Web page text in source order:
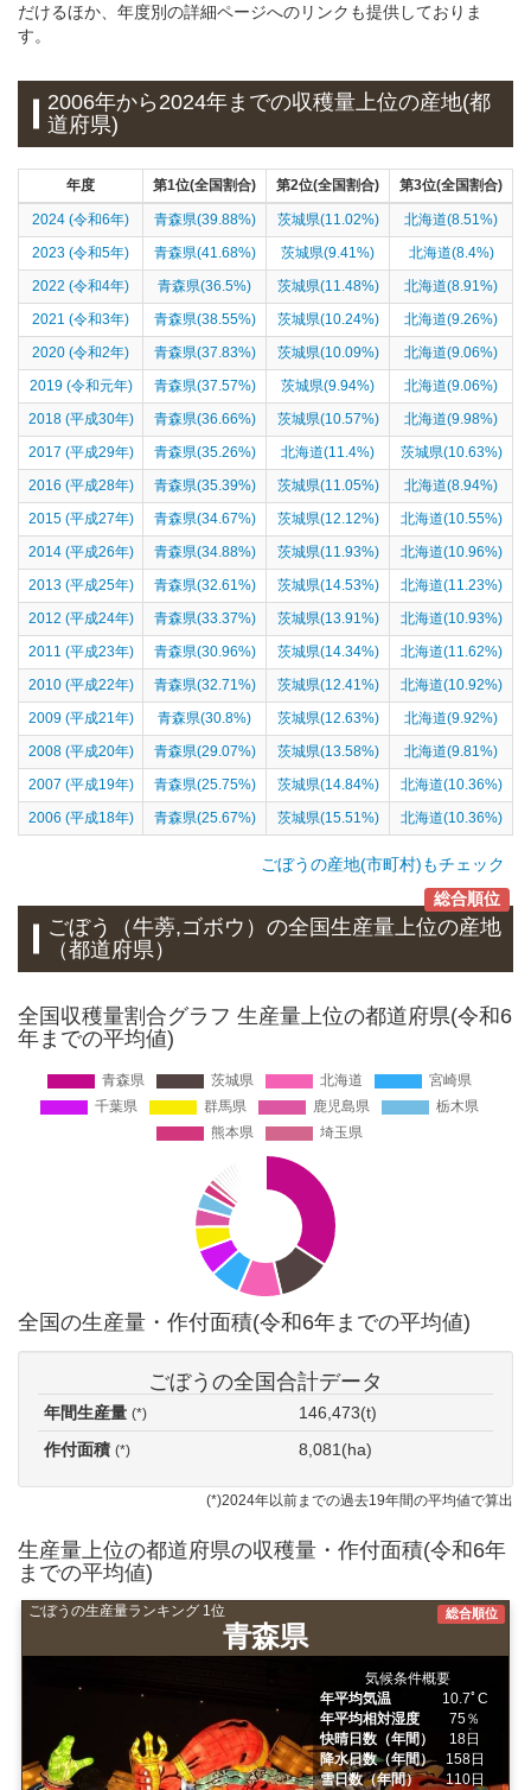
だけるほか、年度別の詳細ページへのリンクも提供しておりま
す。
2006年から2024年までの収穫量上位の産地(都
道府県)
年度 第1位(全国割合) 第2位(全国割合) 第3位(全国割合)
2024 (令和6年) 青森県(39.88%) 茨城県(11.02%)
北海道(8.51%)
2023 (令和5年)
青森県(41.68%) 茨城県(9.41%)
北海道(8.4%)
2022 (令和4年)
青森県(36.5%) 茨城県(11.48%)
北海道(8.91%)
2021 (令和3年)
青森県(38.55%) 茨城県(10.24%)
北海道(9.26%)
2020 (令和2年)
青森県(37.83%) 茨城県(10.09%)
北海道(9.06%)
2019 (令和元年)
青森県(37.57%) 茨城県(9.94%)
北海道(9.06%)
2018 (平成30年)
青森県(36.66%) 茨城県(10.57%)
北海道(9.98%)
2017 (平成29年)
青森県(35.26%) 北海道(11.4%)
茨城県(10.63%)
2016 (平成28年)
青森県(35.39%) 茨城県(11.05%)
北海道(8.94%)
2015 (平成27年)
青森県(34.67%) 茨城県(12.12%)
北海道(10.55%)
2014 (平成26年)
青森県(34.88%) 茨城県(11.93%)
北海道(10.96%)
2013 (平成25年)
青森県(32.61%) 茨城県(14.53%)
北海道(11.23%)
2012 (平成24年)
青森県(33.37%) 茨城県(13.91%)
北海道(10.93%)
2011 (平成23年)
青森県(30.96%) 茨城県(14.34%)
北海道(11.62%)
2010 (平成22年)
青森県(32.71%) 茨城県(12.41%)
北海道(10.92%)
2009 (平成21年)
青森県(30.8%) 茨城県(12.63%)
北海道(9.92%)
2008 (平成20年)
青森県(29.07%) 茨城県(13.58%)
北海道(9.81%)
2007 (平成19年)
青森県(25.75%) 茨城県(14.84%)
北海道(10.36%)
2006 (平成18年)
青森県(25.67%) 茨城県(15.51%) 北海道(10.36%)
ごぼうの産地(市町村)もチェック
総合順位
ごぼう（牛蒡,ゴボウ）の全国生産量上位の産地
（都道府県）
全国収穫量割合グラフ 生産量上位の都道府県(令和6
年までの平均値)
全国の生産量・作付面積(令和6年までの平均値)
ごぼうの全国合計データ
年間生産量 (*)
146,473(t)
作付面積 (*) 8,081(ha)
(*)2024年以前までの過去19年間の平均値で算出
生産量上位の都道府県の収穫量・作付面積(令和6年
までの平均値)
ごぼうの生産量ランキング 1位
青森県
総合順位
気候条件概要
年平均気温
10.7ﾟC
年平均相対湿度
75％
快晴日数（年間）
18日
降水日数（年間）
158日
雪日数（年間）
110日